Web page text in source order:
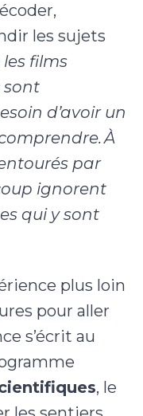
les sujets
les films
sont
d’avoir un
À
par
ignorent
qui y sont
plus loin
pour aller
s’écrit au
, le